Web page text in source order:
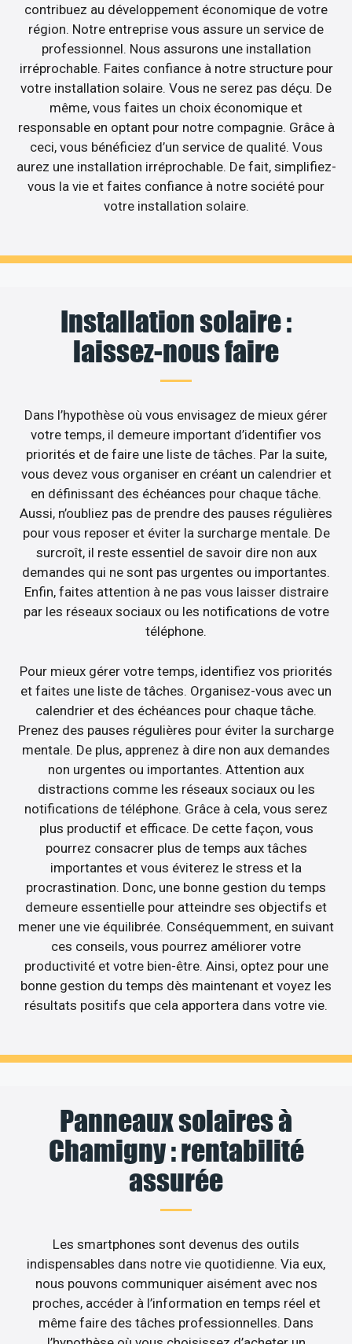
contribuez au développement économique de votre
région. Notre entreprise vous assure un service de
professionnel. Nous assurons une installation
irréprochable. Faites confiance à notre structure pour
votre installation solaire. Vous ne serez pas déçu. De
même, vous faites un choix économique et
responsable en optant pour notre compagnie. Grâce à
ceci, vous bénéficiez d’un service de qualité. Vous
aurez une installation irréprochable. De fait, simplifiez-
vous la vie et faites confiance à notre société pour
votre installation solaire.
Installation solaire :
laissez-nous faire
Dans l’hypothèse où vous envisagez de mieux gérer
votre temps, il demeure important d’identifier vos
priorités et de faire une liste de tâches. Par la suite,
vous devez vous organiser en créant un calendrier et
en définissant des échéances pour chaque tâche.
Aussi, n’oubliez pas de prendre des pauses régulières
pour vous reposer et éviter la surcharge mentale. De
surcroît, il reste essentiel de savoir dire non aux
demandes qui ne sont pas urgentes ou importantes.
Enfin, faites attention à ne pas vous laisser distraire
par les réseaux sociaux ou les notifications de votre
téléphone.
Pour mieux gérer votre temps, identifiez vos priorités
et faites une liste de tâches. Organisez-vous avec un
calendrier et des échéances pour chaque tâche.
Prenez des pauses régulières pour éviter la surcharge
mentale. De plus, apprenez à dire non aux demandes
non urgentes ou importantes. Attention aux
distractions comme les réseaux sociaux ou les
notifications de téléphone. Grâce à cela, vous serez
plus productif et efficace. De cette façon, vous
pourrez consacrer plus de temps aux tâches
importantes et vous éviterez le stress et la
procrastination. Donc, une bonne gestion du temps
demeure essentielle pour atteindre ses objectifs et
mener une vie équilibrée. Conséquemment, en suivant
ces conseils, vous pourrez améliorer votre
productivité et votre bien-être. Ainsi, optez pour une
bonne gestion du temps dès maintenant et voyez les
résultats positifs que cela apportera dans votre vie.
Panneaux solaires à
Chamigny : rentabilité
assurée
Les smartphones sont devenus des outils
indispensables dans notre vie quotidienne. Via eux,
nous pouvons communiquer aisément avec nos
proches, accéder à l’information en temps réel et
même faire des tâches professionnelles. Dans